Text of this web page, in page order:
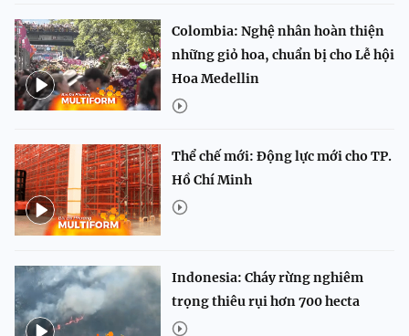
Colombia: Nghệ nhân hoàn thiện
những giỏ hoa, chuẩn bị cho Lễ hội
Hoa Medellin
Thể chế mới: Động lực mới cho TP.
Hồ Chí Minh
Indonesia: Cháy rừng nghiêm
trọng thiêu rụi hơn 700 hecta